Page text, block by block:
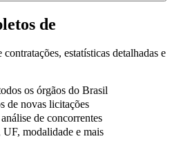
de
estatísticas detalhadas e
os órgãos do Brasil
de novas licitações
de concorrentes
modalidade e mais